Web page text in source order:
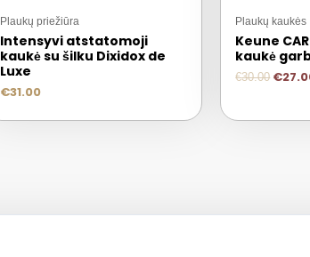
Plaukų priežiūra
Intensyvi atstatomoji
kaukė su šilku Dixidox de
Luxe
€31.00
Plaukų kaukės
Keune
kaukė
€30.00 €